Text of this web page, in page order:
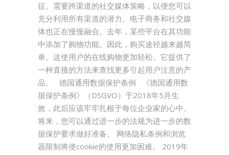
征。需要跨渠道的社交媒体策略，以便您可以
充分利用所有渠道的潜力。电子商务和社交媒
体也正在慢慢融合。去年，某些平台在其功能
中添加了购物功能。因此，购买途径越来越简
单。这使用户的在线购物更加轻松。它提供了
一种直接的方法来查找更多引起用户注意的产
品。 德国通用数据保护条例 《德国通用数
据保护条例》（DSGVO）于2018年5月生
效，此后应该牢牢扎根于每位企业家的心中。
将来，您可以通过进一步的法规为进一步的数
据保护要求做好准备。 网络隐私条例和浏览
器限制将使cookie的使用更加困难。 2019年